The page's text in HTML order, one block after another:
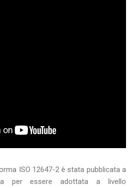
ISO 12647-2 è stata pubblicata a
per essere adottata a livello